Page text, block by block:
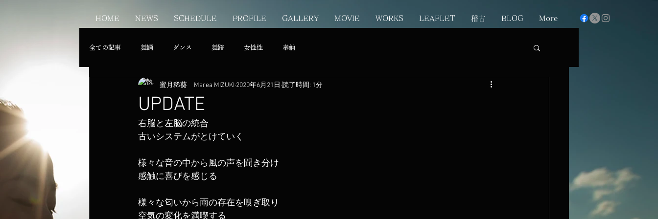
HOME NEWS SCHEDULE PROFILE GALLERY MOVIE WORKS LEAFLET 稽古 BLOG More
全ての記事 舞踊 ダンス 舞踏 女性性 奉納
UPDATE
蜜月稀葵 Marea MIZUKI 2020年6月21日 読了時間: 1分
右脳と左脳の統合
古いシステムがとけていく
様々な音の中から風の声を聞き分け
感触に喜びを感じる
様々な匂いから雨の存在を嗅ぎ取り
空気の変化を満喫する